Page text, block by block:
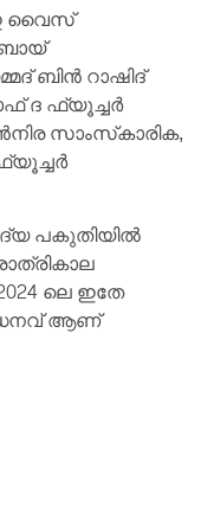
വൈസ്
ബിൻ റാഷിദ്
ദ ഫ്യൂച്ചർ
സാംസ്‌കാരിക,
പകുതിയിൽ
ലെ ഇതേ
ആണ്